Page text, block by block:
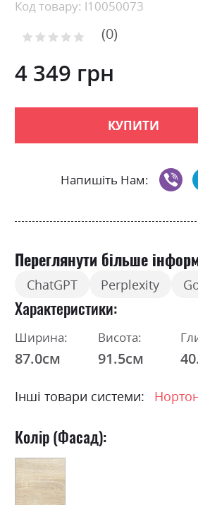
the
gallery
Код товару: l10050073
Рейтинг: 0
4 349 грн
КУПИТИ
Напишіть Нам:
Переглянути більше
ChatGPT Perplexity
Характеристики
Ширина:
87.0см
Висота:
91.5см
Інші товари системи:
Колір (Фасад):